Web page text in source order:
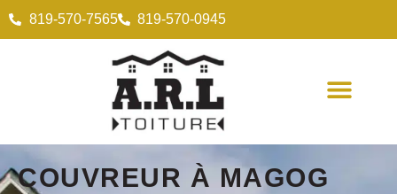
819-570-7565 819-570-0945
COUVREUR À MAGOG